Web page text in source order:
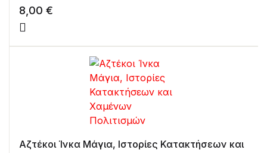
επικοινωνία; Μικρά διαγνωστικά και
θεραπευτικά βήματα
8,00 €
Αζτέκοι Ίνκα Μάγια, Ιστορίες Κατακτήσεων και